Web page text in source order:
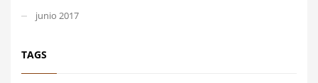
junio 2017
TAGS